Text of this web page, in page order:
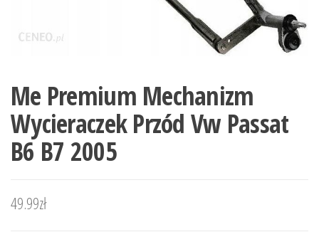
Me Premium Mechanizm
Wycieraczek Przód Vw Passat
B6 B7 2005
49.99zł